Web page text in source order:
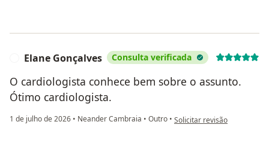
Elane Gonçalves Consulta verificada
O cardiologista conhece bem sobre o assunto.
Ótimo cardiologista.
1 de julho de 2026 • Neander Cambraia • Outro • na opinião do utilizador
Solicitar revisão